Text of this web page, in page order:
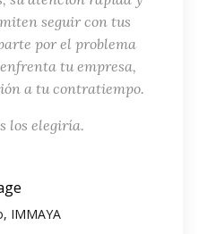
seguir con tus
por el problema
tu empresa,
a tu contratiempo.
los elegiría.
IMMAYA